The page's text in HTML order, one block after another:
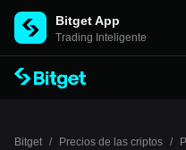
Bitget App
Trading Inteligente
Bitget / Precios de las criptos /